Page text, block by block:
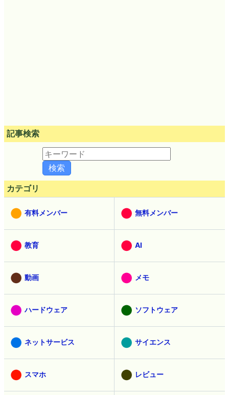
記事検索
カテゴリ
有料メンバー 無料メンバー
教育 AI
動画 メモ
ハードウェア ソフトウェア
ネットサービス サイエンス
スマホ レビュー